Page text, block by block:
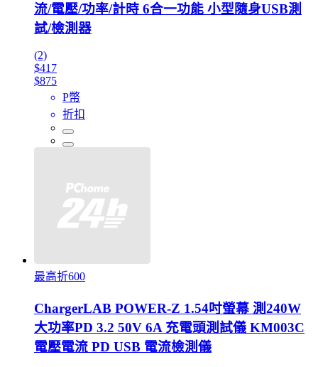
流/電壓/功率/計時 6合一功能 小型隨身USB測
試/檢測器
(2)
$417
$875
P幣
折扣
最高折600
ChargerLAB POWER-Z 1.54吋螢幕 測240W
大功率PD 3.2 50V 6A 充電頭測試儀 KM003C
電壓電流 PD USB 電流檢測儀